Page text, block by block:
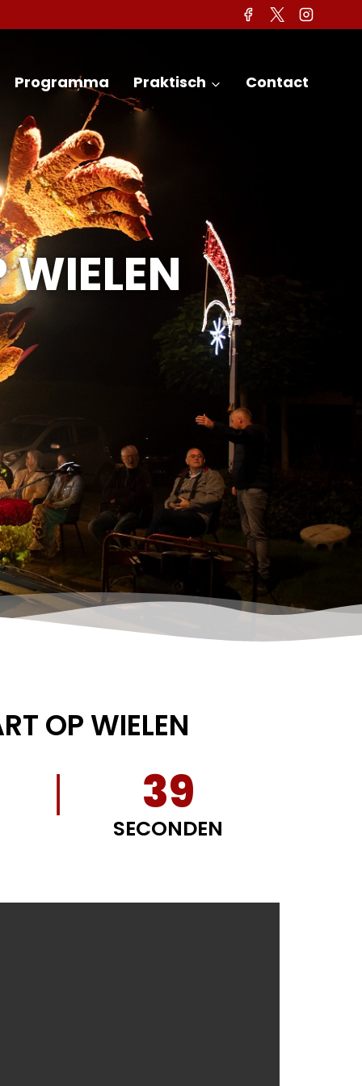
Programma Praktisch Contact
OP WIELEN
38
SECONDEN